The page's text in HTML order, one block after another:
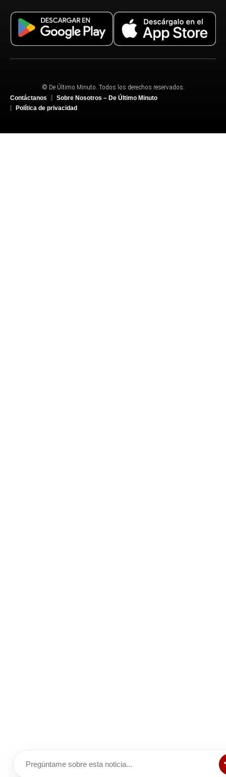
© De Último Minuto. Todos los derechos reservados.
Contáctanos
Sobre Nosotros – De Último Minuto
Política de privacidad